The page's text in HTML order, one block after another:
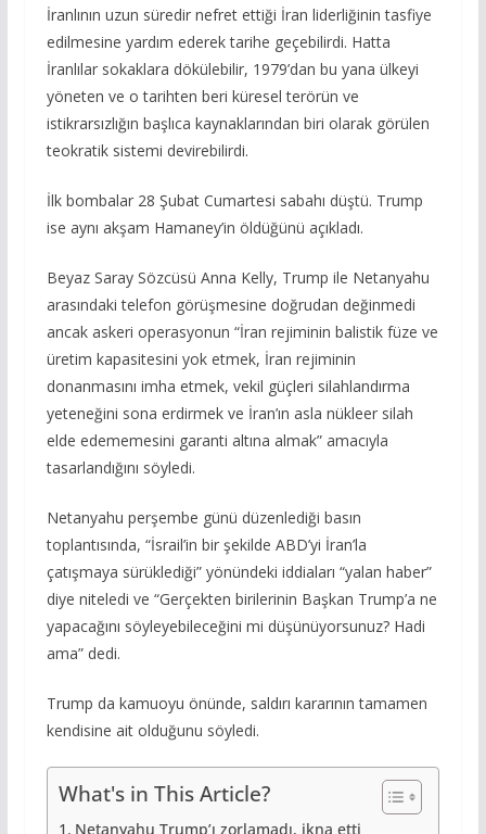
İranlının uzun süredir nefret ettiği İran liderliğinin tasfiye
edilmesine yardım ederek tarihe geçebilirdi. Hatta
İranlılar sokaklara dökülebilir, 1979’dan bu yana ülkeyi
yöneten ve o tarihten beri küresel terörün ve
istikrarsızlığın başlıca kaynaklarından biri olarak görülen
teokratik sistemi devirebilirdi.
İlk bombalar 28 Şubat Cumartesi sabahı düştü. Trump
ise aynı akşam Hamaney’in öldüğünü açıkladı.
Beyaz Saray Sözcüsü Anna Kelly, Trump ile Netanyahu
arasındaki telefon görüşmesine doğrudan değinmedi
ancak askeri operasyonun “İran rejiminin balistik füze ve
üretim kapasitesini yok etmek, İran rejiminin
donanmasını imha etmek, vekil güçleri silahlandırma
yeteneğini sona erdirmek ve İran’ın asla nükleer silah
elde edememesini garanti altına almak” amacıyla
tasarlandığını söyledi.
Netanyahu perşembe günü düzenlediği basın
toplantısında, “İsrail’in bir şekilde ABD’yi İran’la
çatışmaya sürüklediği” yönündeki iddiaları “yalan haber”
diye niteledi ve “Gerçekten birilerinin Başkan Trump’a ne
yapacağını söyleyebileceğini mi düşünüyorsunuz? Hadi
ama” dedi.
Trump da kamuoyu önünde, saldırı kararının tamamen
kendisine ait olduğunu söyledi.
What's in This Article?
Netanyahu Trump’ı zorlamadı, ikna etti